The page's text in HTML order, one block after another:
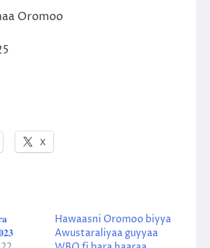
Oromoo
X
Hawaasni Oromoo biyya
Awustaraliyaa guyyaa